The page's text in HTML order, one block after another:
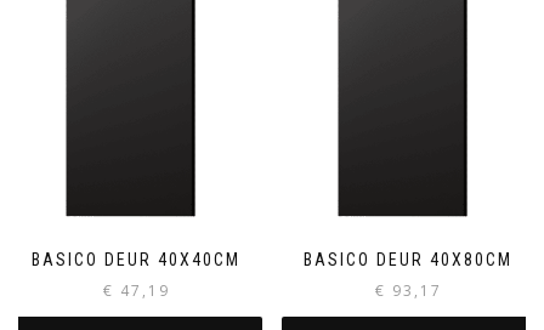
BASICO DEUR 40X40CM
€ 47,19
BASICO DEUR 40X80CM
€ 93,17